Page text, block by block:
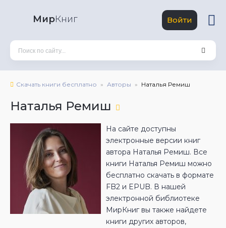
МирКниг Войти
Скачать книги бесплатно Авторы Наталья Ремиш
Наталья Ремиш
На сайте доступны
электронные версии книг
автора Наталья Ремиш. Все
книги Наталья Ремиш можно
бесплатно скачать в формате
FB2 и EPUB. В нашей
электронной библиотеке
МирКниг вы также найдете
книги других авторов,